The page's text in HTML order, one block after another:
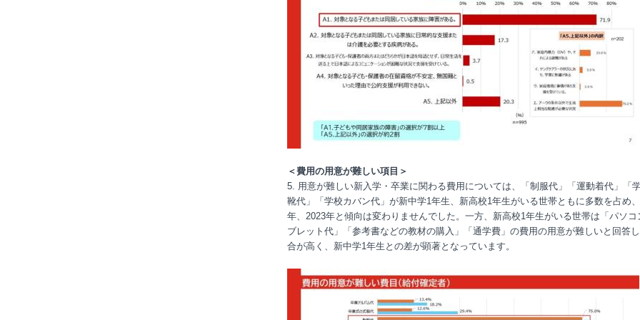
＜費用の用意が難しい項目＞
5. 用意が難しい新入学・卒業に関わる費用については、「制服代」「運動着代」「
靴代」「学校カバン代」が新中学1年生、新高校1年生がいる世帯ともに多数を占め
年、2023年と傾向は変わりませんでした。一方、新高校1年生がいる世帯は「パソコ
ブレット代」「参考書などの教材の購入」「通学費」の費用の用意が難しいと回答
合が高く、新中学1年生との差が顕著となっています。